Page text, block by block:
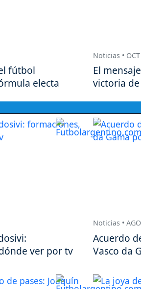
fútbol
electa
Noticias •
El
victoria
ver por tv
Noticias •
Acuerdo
Vasco da